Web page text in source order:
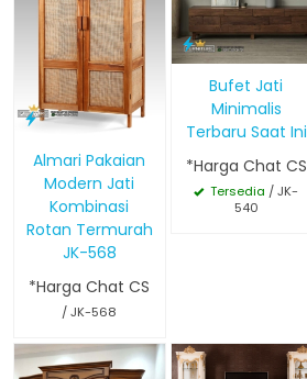
Almari Pakaian
Modern Jati
Kombinasi
Rotan Termurah
JK-568
*Harga Chat CS
/ JK-568
Bufet Jati
Minimalis
Terbaru Saat Ini
*Harga Chat CS
Tersedia / JK-
540